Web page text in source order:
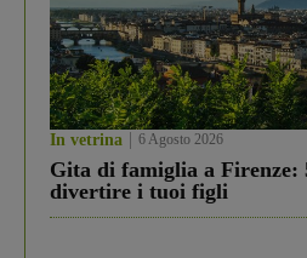
In vetrina 6 Agosto 2026
Gita di famiglia a Firenze:
divertire i tuoi figli